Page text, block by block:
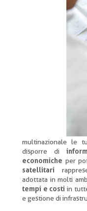
multinazionale le
disporre di
economiche per
satellitari
adottata in molti
tempi e costi in
e gestione di